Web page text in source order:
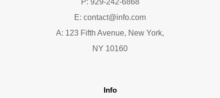
P: 929-242-6868
E: contact@info.com
A: 123 Fifth Avenue, New York,
NY 10160
Info